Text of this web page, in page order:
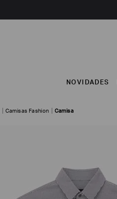
NOVIDADES
Camisas Fashion Camisa